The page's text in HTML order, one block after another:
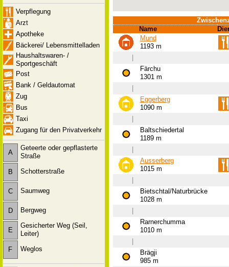
Verpflegung
Arzt
Apotheke
Bäckerei/ Lebensmittelladen
Haushaltswaren- /
Sportgeschäft
Post
Bank / Geldautomat
Zug
Bus
Taxi
Zugang für den Privatverkehr
A
Geteerte oder gepflasterte
Straße
B Schotterstraße
C Saumweg
D Bergweg
E
Gesicherter Weg (Seil,
Leiter)
F Weglos
Name
Mund
1193 m
Färchu
1301 m
Eggerberg
1090 m
Baltschiedertal
1189 m
Ausserberg
1015 m
Bietschtal/Naturbrücke
1028 m
Rarnerchumma
1010 m
Brägji
985 m